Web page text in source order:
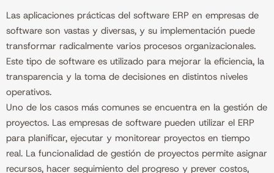
Las aplicaciones prácticas del software ERP en empresas de
software son vastas y diversas, y su implementación puede
transformar radicalmente varios procesos organizacionales.
Este tipo de software es utilizado para mejorar la eficiencia, la
transparencia y la toma de decisiones en distintos niveles
operativos.
Uno de los casos más comunes se encuentra en la gestión de
proyectos. Las empresas de software pueden utilizar el ERP
para planificar, ejecutar y monitorear proyectos en tiempo
real. La funcionalidad de gestión de proyectos permite asignar
recursos, hacer seguimiento del progreso y prever costos,